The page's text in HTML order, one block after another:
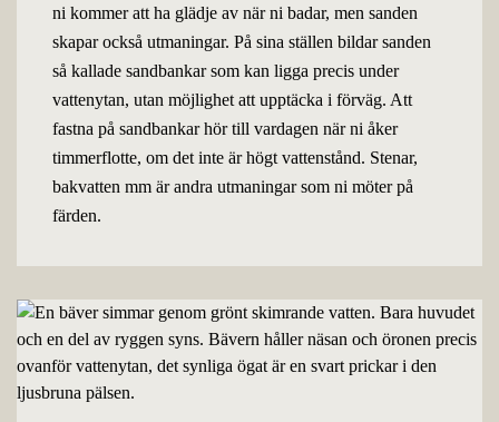
ni kommer att ha glädje av när ni badar, men sanden
skapar också utmaningar. På sina ställen bildar sanden
så kallade sandbankar som kan ligga precis under
vattenytan, utan möjlighet att upptäcka i förväg. Att
fastna på sandbankar hör till vardagen när ni åker
timmerflotte, om det inte är högt vattenstånd. Stenar,
bakvatten mm är andra utmaningar som ni möter på
färden.